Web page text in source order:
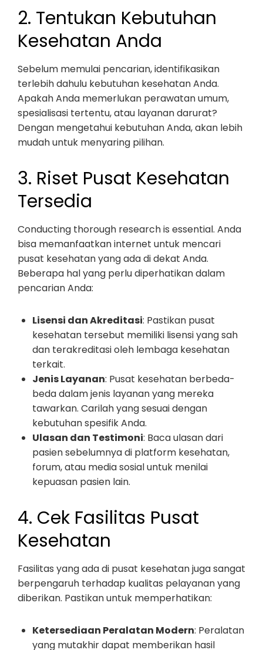
2. Tentukan Kebutuhan
Kesehatan Anda
Sebelum memulai pencarian, identifikasikan
terlebih dahulu kebutuhan kesehatan Anda.
Apakah Anda memerlukan perawatan umum,
spesialisasi tertentu, atau layanan darurat?
Dengan mengetahui kebutuhan Anda, akan lebih
mudah untuk menyaring pilihan.
3. Riset Pusat Kesehatan
Tersedia
Conducting thorough research is essential. Anda
bisa memanfaatkan internet untuk mencari
pusat kesehatan yang ada di dekat Anda.
Beberapa hal yang perlu diperhatikan dalam
pencarian Anda:
Lisensi dan Akreditasi: Pastikan pusat
kesehatan tersebut memiliki lisensi yang sah
dan terakreditasi oleh lembaga kesehatan
terkait.
Jenis Layanan: Pusat kesehatan berbeda-
beda dalam jenis layanan yang mereka
tawarkan. Carilah yang sesuai dengan
kebutuhan spesifik Anda.
Ulasan dan Testimoni: Baca ulasan dari
pasien sebelumnya di platform kesehatan,
forum, atau media sosial untuk menilai
kepuasan pasien lain.
4. Cek Fasilitas Pusat
Kesehatan
Fasilitas yang ada di pusat kesehatan juga sangat
berpengaruh terhadap kualitas pelayanan yang
diberikan. Pastikan untuk memperhatikan:
Ketersediaan Peralatan Modern: Peralatan
yang mutakhir dapat memberikan hasil